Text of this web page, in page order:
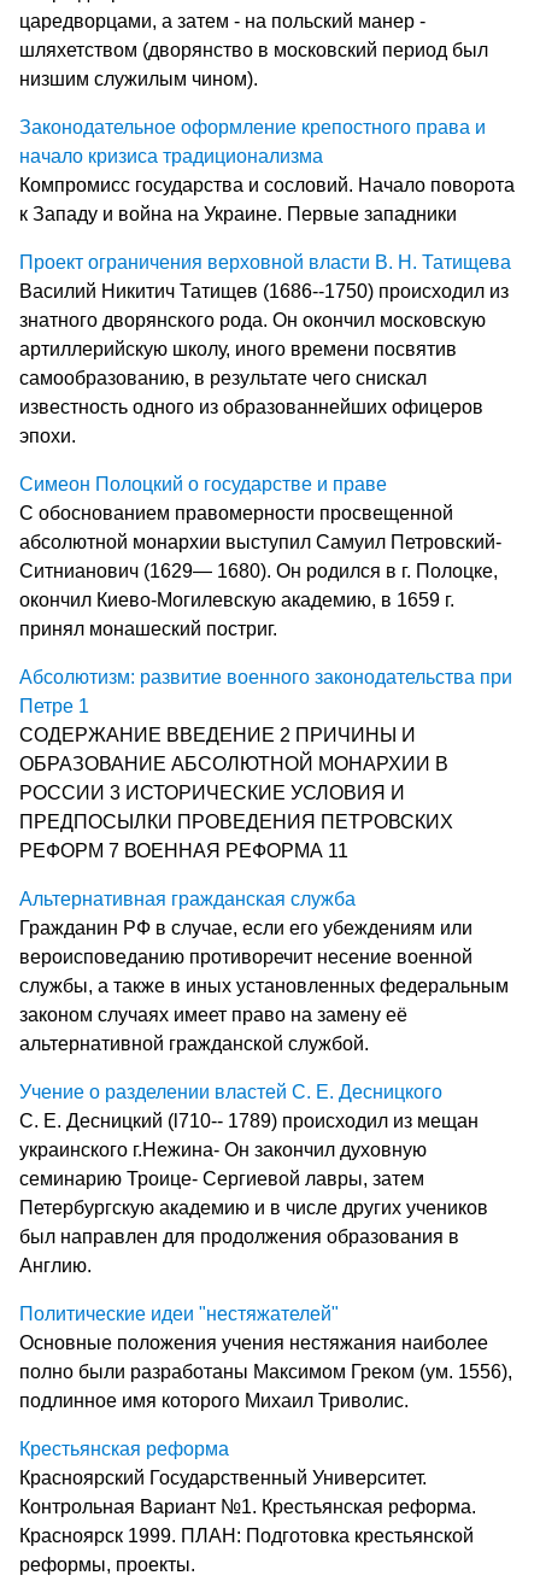
царедворцами, а затем - на польский манер -
шляхетством (дворянство в московский период был
низшим служилым чином).
Законодательное оформление крепостного права и
начало кризиса традиционализма
Компромисс государства и сословий. Начало поворота
к Западу и война на Украине. Первые западники
Проект ограничения верховной власти В. Н. Татищева
Василий Никитич Татищев (1686--1750) происходил из
знатного дворянского рода. Он окончил московскую
артиллерийскую школу, иного времени посвятив
самообразованию, в результате чего снискал
известность одного из образованнейших офицеров
эпохи.
Симеон Полоцкий о государстве и праве
С обоснованием правомерности просвещенной
абсолютной монархии выступил Самуил Петровский-
Ситнианович (1629— 1680). Он родился в г. Полоцке,
окончил Киево-Могилевскую академию, в 1659 г.
принял монашеский постриг.
Абсолютизм: развитие военного законодательства при
Петре 1
СОДЕРЖАНИЕ ВВЕДЕНИЕ 2 ПРИЧИНЫ И
ОБРАЗОВАНИЕ АБСОЛЮТНОЙ МОНАРХИИ В
РОССИИ 3 ИСТОРИЧЕСКИЕ УСЛОВИЯ И
ПРЕДПОСЫЛКИ ПРОВЕДЕНИЯ ПЕТРОВСКИХ
РЕФОРМ 7 ВОЕННАЯ РЕФОРМА 11
Альтернативная гражданская служба
Гражданин РФ в случае, если его убеждениям или
вероисповеданию противоречит несение военной
службы, а также в иных установленных федеральным
законом случаях имеет право на замену её
альтернативной гражданской службой.
Учение о разделении властей С. Е. Десницкого
С. Е. Десницкий (l710-- 1789) происходил из мещан
украинского г.Нежина- Он закончил духовную
семинарию Троице- Сергиевой лавры, затем
Петербургскую академию и в числе других учеников
был направлен для продолжения образования в
Англию.
Политические идеи "нестяжателей"
Основные положения учения нестяжания наиболее
полно были разработаны Максимом Греком (ум. 1556),
подлинное имя которого Михаил Триволис.
Крестьянская реформа
Красноярский Государственный Университет.
Контрольная Вариант №1. Крестьянская реформа.
Красноярск 1999. ПЛАН: Подготовка крестьянской
реформы, проекты.